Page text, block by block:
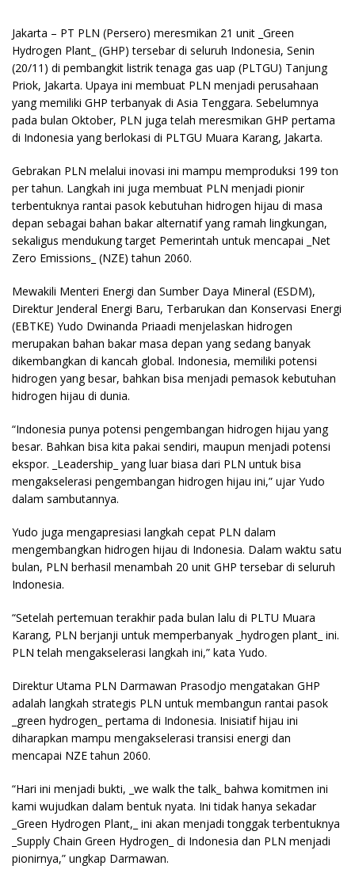
Jakarta – PT PLN (Persero) meresmikan 21 unit _Green
Hydrogen Plant_ (GHP) tersebar di seluruh Indonesia, Senin
(20/11) di pembangkit listrik tenaga gas uap (PLTGU) Tanjung
Priok, Jakarta. Upaya ini membuat PLN menjadi perusahaan
yang memiliki GHP terbanyak di Asia Tenggara. Sebelumnya
pada bulan Oktober, PLN juga telah meresmikan GHP pertama
di Indonesia yang berlokasi di PLTGU Muara Karang, Jakarta.
Gebrakan PLN melalui inovasi ini mampu memproduksi 199 ton
per tahun. Langkah ini juga membuat PLN menjadi pionir
terbentuknya rantai pasok kebutuhan hidrogen hijau di masa
depan sebagai bahan bakar alternatif yang ramah lingkungan,
sekaligus mendukung target Pemerintah untuk mencapai _Net
Zero Emissions_ (NZE) tahun 2060.
Mewakili Menteri Energi dan Sumber Daya Mineral (ESDM),
Direktur Jenderal Energi Baru, Terbarukan dan Konservasi Energi
(EBTKE) Yudo Dwinanda Priaadi menjelaskan hidrogen
merupakan bahan bakar masa depan yang sedang banyak
dikembangkan di kancah global. Indonesia, memiliki potensi
hidrogen yang besar, bahkan bisa menjadi pemasok kebutuhan
hidrogen hijau di dunia.
“Indonesia punya potensi pengembangan hidrogen hijau yang
besar. Bahkan bisa kita pakai sendiri, maupun menjadi potensi
ekspor. _Leadership_ yang luar biasa dari PLN untuk bisa
mengakselerasi pengembangan hidrogen hijau ini,” ujar Yudo
dalam sambutannya.
Yudo juga mengapresiasi langkah cepat PLN dalam
mengembangkan hidrogen hijau di Indonesia. Dalam waktu satu
bulan, PLN berhasil menambah 20 unit GHP tersebar di seluruh
Indonesia.
“Setelah pertemuan terakhir pada bulan lalu di PLTU Muara
Karang, PLN berjanji untuk memperbanyak _hydrogen plant_ ini.
PLN telah mengakselerasi langkah ini,” kata Yudo.
Direktur Utama PLN Darmawan Prasodjo mengatakan GHP
adalah langkah strategis PLN untuk membangun rantai pasok
_green hydrogen_ pertama di Indonesia. Inisiatif hijau ini
diharapkan mampu mengakselerasi transisi energi dan
mencapai NZE tahun 2060.
“Hari ini menjadi bukti, _we walk the talk_ bahwa komitmen ini
kami wujudkan dalam bentuk nyata. Ini tidak hanya sekadar
_Green Hydrogen Plant,_ ini akan menjadi tonggak terbentuknya
_Supply Chain Green Hydrogen_ di Indonesia dan PLN menjadi
pionirnya,” ungkap Darmawan.